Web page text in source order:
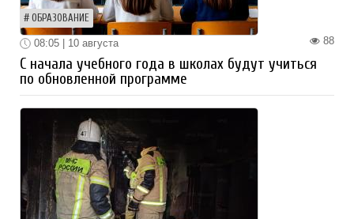
ОБРАЗОВАНИЕ
88
08:05 | 10 августа
С начала учебного года в школах будут учиться
по обновленной программе